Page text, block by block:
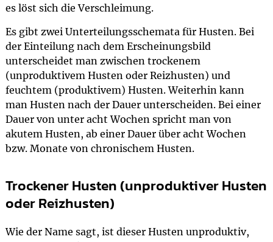
es löst sich die Verschleimung.
Es gibt zwei Unterteilungsschemata für Husten. Bei
der Einteilung nach dem Erscheinungsbild
unterscheidet man zwischen trockenem
(unproduktivem Husten oder Reizhusten) und
feuchtem (produktivem) Husten. Weiterhin kann
man Husten nach der Dauer unterscheiden. Bei einer
Dauer von unter acht Wochen spricht man von
akutem Husten, ab einer Dauer über acht Wochen
bzw. Monate von chronischem Husten.
Trockener Husten (unproduktiver Husten
oder Reizhusten)
Wie der Name sagt, ist dieser Husten unproduktiv,